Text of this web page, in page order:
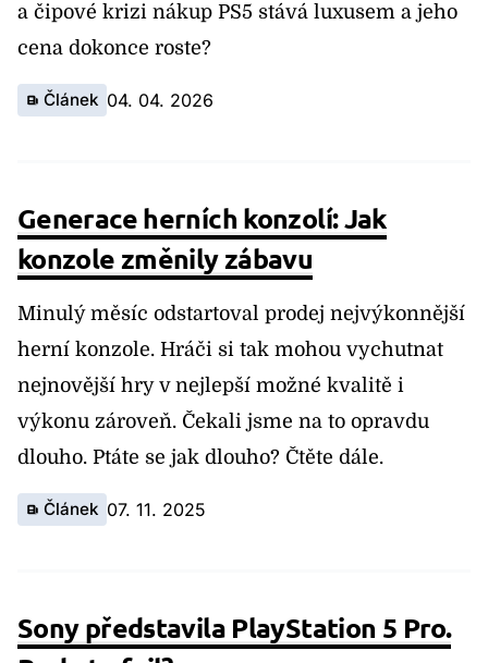
a čipové krizi nákup PS5 stává luxusem a jeho
cena dokonce roste?
Článek 04. 04. 2026
Generace herních konzolí: Jak
konzole změnily zábavu
Minulý měsíc odstartoval prodej nejvýkonnější
herní konzole. Hráči si tak mohou vychutnat
nejnovější hry v nejlepší možné kvalitě i
výkonu zároveň. Čekali jsme na to opravdu
dlouho. Ptáte se jak dlouho? Čtěte dále.
Článek 07. 11. 2025
Sony představila PlayStation 5 Pro.